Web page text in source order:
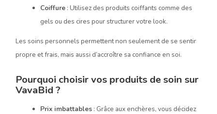
Coiffure : Utilisez des produits coiffants comme des
gels ou des cires pour structurer votre look.
Les soins personnels permettent non seulement de se sentir
propre et frais, mais aussi d’accroître sa confiance en soi.
Pourquoi choisir vos produits de soin sur
VavaBid ?
Prix imbattables : Grâce aux enchères, vous décidez